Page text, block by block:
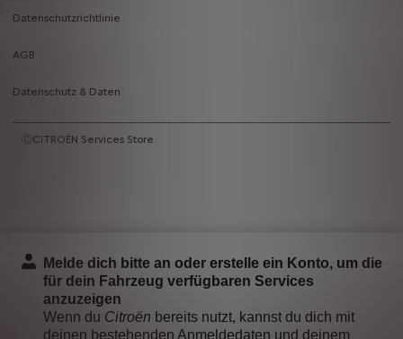
Datenschutzrichtlinie
AGB
Datenschutz & Daten
ⒸCITROËN Services Store
Melde dich bitte an oder erstelle ein Konto, um die
für dein Fahrzeug verfügbaren Services
anzuzeigen
Wenn du Citroën bereits nutzt, kannst du dich mit
deinen bestehenden Anmeldedaten und deinem